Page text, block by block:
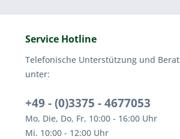
Service Hotline
Telefonische Unterstützung und
unter:
+49 - (0)3375 - 4677053
Mo, Die, Do, Fr, 10:00 - 16:00 Uhr
Mi. 10:00 - 12:00 Uhr